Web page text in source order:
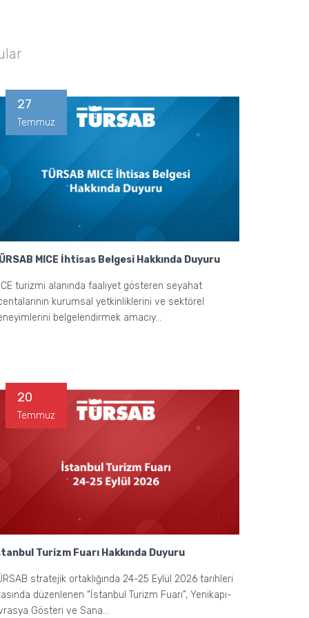
MICE İhtisas Belgesi Hakkında Duyuru
turizmi alanında faaliyet gösteren seyahat
kurumsal yetkinliklerini ve sektörel
belgelendirmek amacıy...
27
Temmuz
Turizm Fuarı Hakkında Duyuru
stratejik ortaklığında 24-25 Eylül 2026 tarihleri
düzenlenen “İstanbul Turizm Fuarı”, Yenikapı-
Gösteri ve Sana...
20
Temmuz